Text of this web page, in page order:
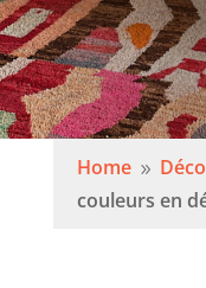
Home 9
couleurs en